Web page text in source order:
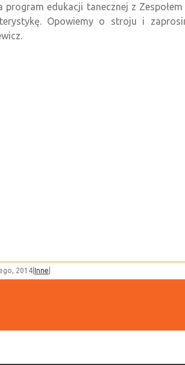
edukacji tanecznej z Zespołem
Opowiemy o stroju i
2014 Inne